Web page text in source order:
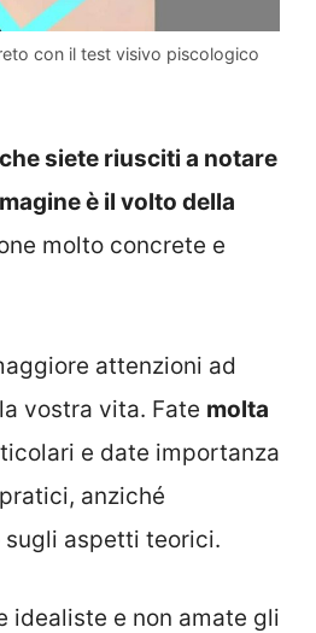
con il test visivo piscologico
siete riusciti a notare
è il volto della
molto concrete e
attenzioni ad
vostra vita. Fate molta
e date importanza
anziché
aspetti teorici.
idealiste e non amate gli